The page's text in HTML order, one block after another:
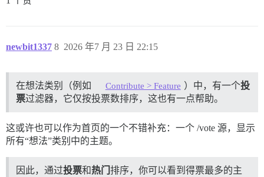
newbit1337 2026 年7 月 23 日 22:15
8
在想法类别（例如 Contribute > Feature ）中，有一个投
票过滤器，它仅按投票数排序，这也有一点帮助。
这或许也可以作为首页的一个不错补充：一个 /vote 源，显示
所有“想法”类别中的主题。
因此，通过投票和热门 排序，你可以看到得票最多的主